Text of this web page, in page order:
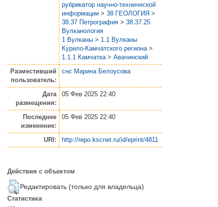
рубрикатор научно-технической
информации > 38 ГЕОЛОГИЯ >
38.37 Петрография > 38.37.25
Вулканология
1 Вулканы > 1.1 Вулканы
Курило-Камчатского региона >
1.1.1 Камчатка > Авачинский
Разместивший
пользователь:
снс Марина Белоусова
Дата
размещения:
05 Фев 2025 22:40
Последнее
изменение:
05 Фев 2025 22:40
URI: http://repo.kscnet.ru/id/eprint/4811
Действия с объектом
Редактировать (только для владельца)
Статистика